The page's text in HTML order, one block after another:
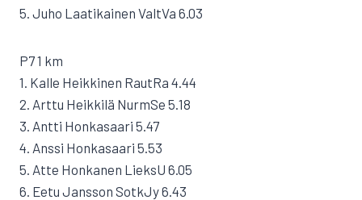
5. Juho Laatikainen ValtVa 6.03
P7 1 km
1. Kalle Heikkinen RautRa 4.44
2. Arttu Heikkilä NurmSe 5.18
3. Antti Honkasaari 5.47
4. Anssi Honkasaari 5.53
5. Atte Honkanen LieksU 6.05
6. Eetu Jansson SotkJy 6.43